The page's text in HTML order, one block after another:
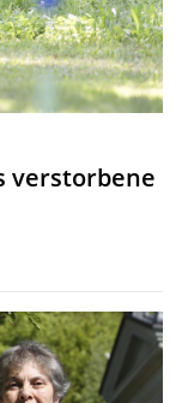
verstorbene